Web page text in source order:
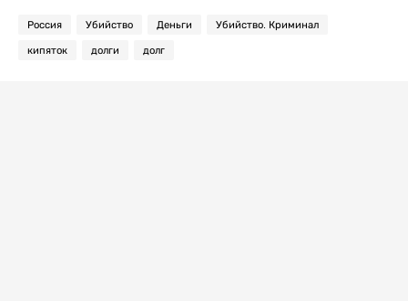
Россия Убийство Деньги Убийство. Криминал
кипяток долги долг